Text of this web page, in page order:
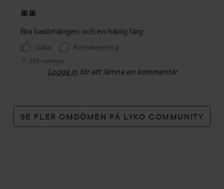
5
av
5
🎀🎀
Bra basörhängen och en härlig färg
Gilla
Kommentera
258 visningar
Logga in för att lämna en kommentar
SE FLER OMDÖMEN PÅ LYKO COMMUNITY